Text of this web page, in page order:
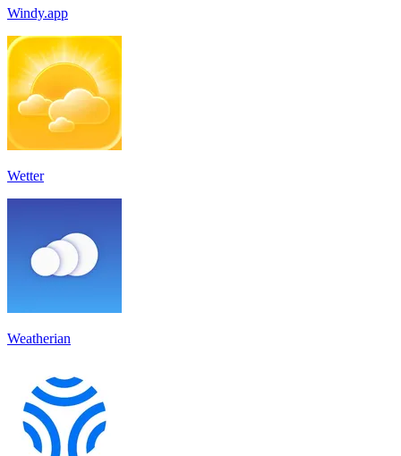
Windy.app
Wetter
Weatherian